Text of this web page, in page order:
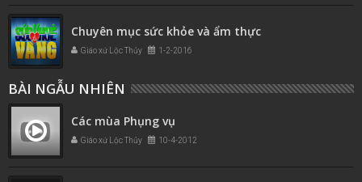
Chuyên mục sức khỏe và ẩm thực
Giáo xứ Lộc Thủy 1-2-2016
BÀI NGẪU NHIÊN
Các mùa Phụng vụ
Giáo xứ Lộc Thủy 10-4-2012